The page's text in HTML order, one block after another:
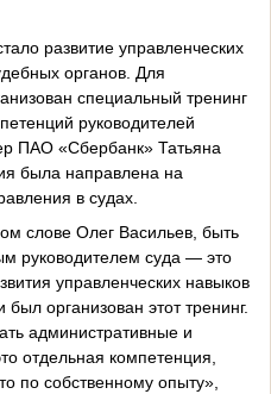
развитие управленческих
органов. Для
специальный тренинг
руководителей
ПАО «Сбербанк» Татьяна
была направлена на
в судах.
слове Олег Васильев, быть
руководителем суда — это
управленческих навыков
организован этот тренинг.
административные и
отдельная компетенция,
по собственному опыту»,